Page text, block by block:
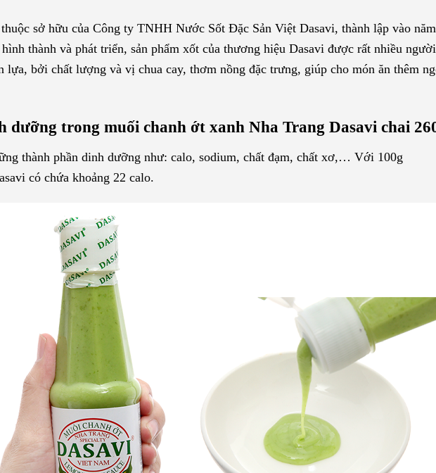
sở hữu của Công ty TNHH Nước Sốt Đặc Sản Việt Dasavi, thành lập vào năm
thành và phát triển, sản phẩm xốt của thương hiệu Dasavi được rất nhiều
lựa, bởi chất lượng và vị chua cay, thơm nồng đặc trưng, giúp cho món ăn thêm
dưỡng trong muối chanh ớt xanh Nha Trang Dasavi chai
thành phần dinh dưỡng như: calo, sodium, chất đạm, chất xơ,… Với 100g
có chứa khoảng 22 calo.